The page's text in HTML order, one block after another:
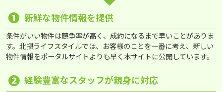
❶ 新鮮な物件情報を提供
条件がいい物件は競争率が高く、成約になるまで早いことがありま
す。北摂ライフスタイルでは、お客様のことを一番に考え、新しい
物件情報をポータルサイトよりも早く本サイトに公開しています。
❷ 経験豊富なスタッフが親身に対応